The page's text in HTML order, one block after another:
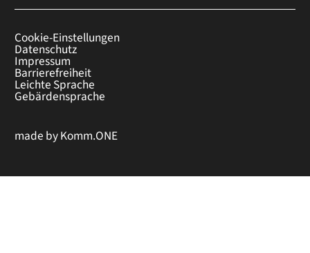
Cookie-Einstellungen
Datenschutz
Impressum
Barrierefreiheit
Leichte Sprache
Gebärdensprache
made byKomm.ONE